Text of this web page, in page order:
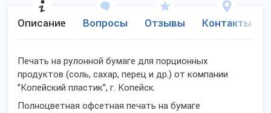
Описание Вопросы Отзывы Контакты
Печать на рулонной бумаге для порционных
продуктов (соль, сахар, перец и др.) от компании
"Копейский пластик", г. Копейск.
Полноцветная офсетная печать на бумаге